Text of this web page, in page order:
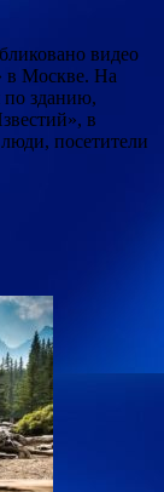
видео
в Москве. На
по зданию,
в
посетители